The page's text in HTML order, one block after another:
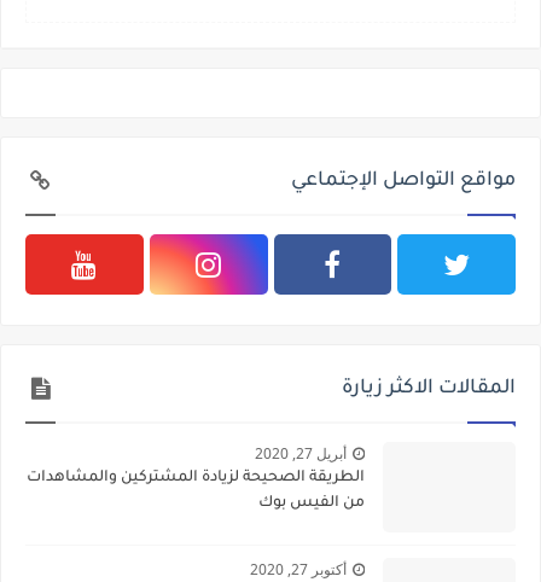
مواقع التواصل الإجتماعي
المقالات الاكثر زيارة
أبريل 27, 2020
الطريقة الصحيحة لزيادة المشتركين والمشاهدات
من الفيس بوك
أكتوبر 27, 2020